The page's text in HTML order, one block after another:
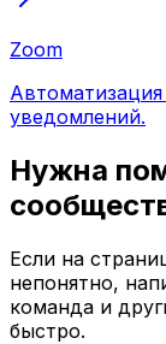
Zoom
уведомлений.
Нужна
Если на
непонятно,
команда и
быстро.